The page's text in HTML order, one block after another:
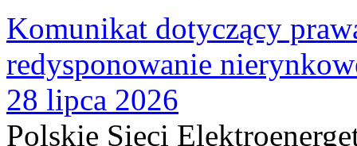
Komunikat dotyczący
redysponowanie
28 lipca 2026
Polskie Sieci